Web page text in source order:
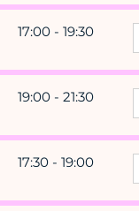
17:00 - 19:30
19:00 - 21:30
17:30 - 19:00